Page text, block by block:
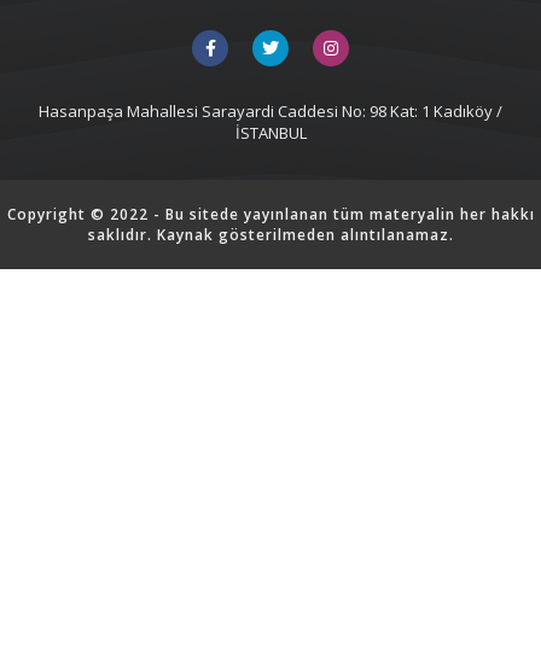
Hasanpaşa Mahallesi Sarayardi Caddesi No: 98 Kat: 1 Kadıköy /
İSTANBUL
Copyright © 2022 - Bu sitede yayınlanan tüm materyalin her hakkı
saklıdır. Kaynak gösterilmeden alıntılanamaz.